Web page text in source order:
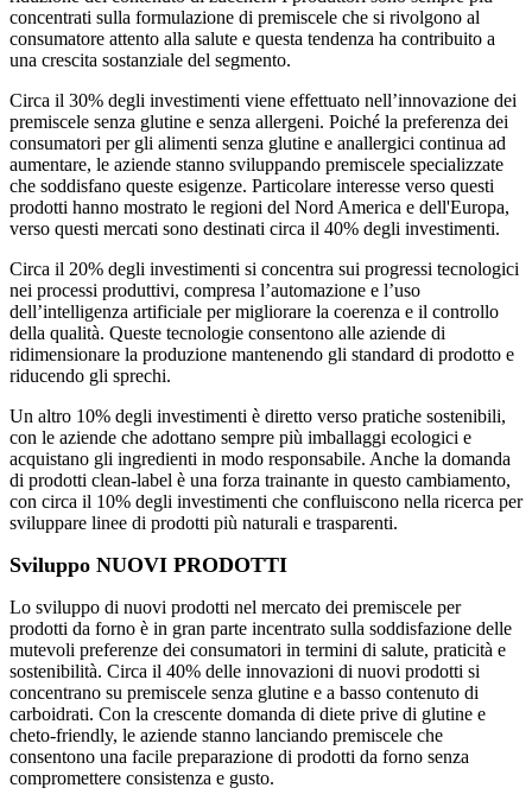
concentrati sulla formulazione di premiscele che si rivolgono al
consumatore attento alla salute e questa tendenza ha contribuito a
una crescita sostanziale del segmento.
Circa il 30% degli investimenti viene effettuato nell’innovazione dei
premiscele senza glutine e senza allergeni. Poiché la preferenza dei
consumatori per gli alimenti senza glutine e anallergici continua ad
aumentare, le aziende stanno sviluppando premiscele specializzate
che soddisfano queste esigenze. Particolare interesse verso questi
prodotti hanno mostrato le regioni del Nord America e dell'Europa,
verso questi mercati sono destinati circa il 40% degli investimenti.
Circa il 20% degli investimenti si concentra sui progressi tecnologici
nei processi produttivi, compresa l’automazione e l’uso
dell’intelligenza artificiale per migliorare la coerenza e il controllo
della qualità. Queste tecnologie consentono alle aziende di
ridimensionare la produzione mantenendo gli standard di prodotto e
riducendo gli sprechi.
Un altro 10% degli investimenti è diretto verso pratiche sostenibili,
con le aziende che adottano sempre più imballaggi ecologici e
acquistano gli ingredienti in modo responsabile. Anche la domanda
di prodotti clean-label è una forza trainante in questo cambiamento,
con circa il 10% degli investimenti che confluiscono nella ricerca per
sviluppare linee di prodotti più naturali e trasparenti.
Sviluppo NUOVI PRODOTTI
Lo sviluppo di nuovi prodotti nel mercato dei premiscele per
prodotti da forno è in gran parte incentrato sulla soddisfazione delle
mutevoli preferenze dei consumatori in termini di salute, praticità e
sostenibilità. Circa il 40% delle innovazioni di nuovi prodotti si
concentrano su premiscele senza glutine e a basso contenuto di
carboidrati. Con la crescente domanda di diete prive di glutine e
cheto-friendly, le aziende stanno lanciando premiscele che
consentono una facile preparazione di prodotti da forno senza
compromettere consistenza e gusto.